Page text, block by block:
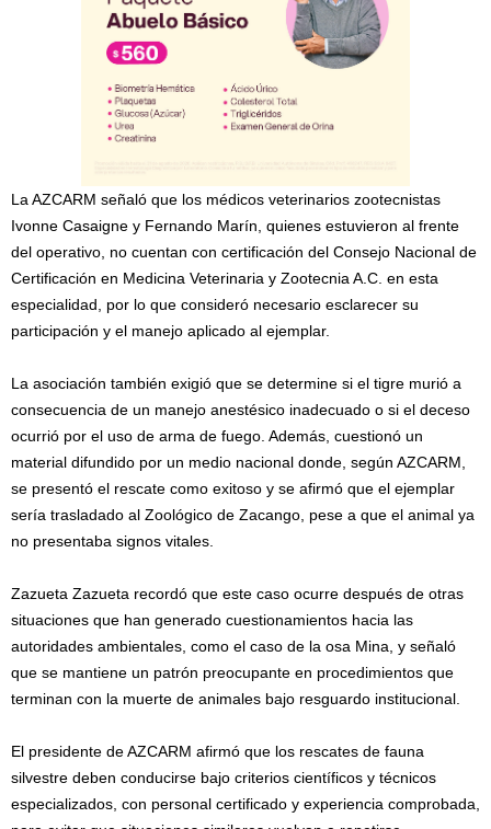
La AZCARM señaló que los médicos veterinarios zootecnistas
Ivonne Casaigne y Fernando Marín, quienes estuvieron al frente
del operativo, no cuentan con certificación del Consejo Nacional de
Certificación en Medicina Veterinaria y Zootecnia A.C. en esta
especialidad, por lo que consideró necesario esclarecer su
participación y el manejo aplicado al ejemplar.
La asociación también exigió que se determine si el tigre murió a
consecuencia de un manejo anestésico inadecuado o si el deceso
ocurrió por el uso de arma de fuego. Además, cuestionó un
material difundido por un medio nacional donde, según AZCARM,
se presentó el rescate como exitoso y se afirmó que el ejemplar
sería trasladado al Zoológico de Zacango, pese a que el animal ya
no presentaba signos vitales.
Zazueta Zazueta recordó que este caso ocurre después de otras
situaciones que han generado cuestionamientos hacia las
autoridades ambientales, como el caso de la osa Mina, y señaló
que se mantiene un patrón preocupante en procedimientos que
terminan con la muerte de animales bajo resguardo institucional.
El presidente de AZCARM afirmó que los rescates de fauna
silvestre deben conducirse bajo criterios científicos y técnicos
especializados, con personal certificado y experiencia comprobada,